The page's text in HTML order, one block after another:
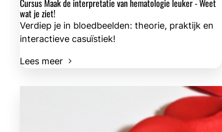
Cursus Maak de interpretatie van hematologie leuker - Weet
wat je ziet!
Verdiep je in bloedbeelden: theorie, praktijk en
interactieve casuïstiek!
Lees meer